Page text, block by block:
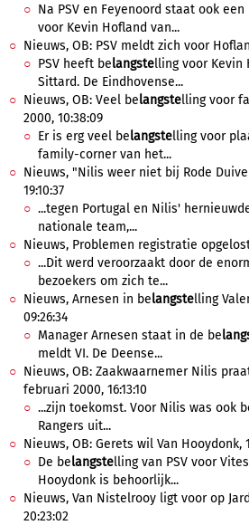
Na PSV en Feyenoord staat ook
voor Kevin Hofland van...
Nieuws, OB: PSV meldt zich voor
PSV heeft belangstelling voor Kevin
Sittard. De Eindhovense...
Nieuws, OB: Veel belangstelling voor
2000, 10:38:09
Er is erg veel belangstelling voor
family-corner van het...
Nieuws, "Nilis weer niet bij Rode
19:10:37
...tegen Portugal en Nilis'
nationale team,...
Nieuws, Problemen registratie
...Dit werd veroorzaakt door de
bezoekers om zich te...
Nieuws, Arnesen in belangstelling
09:26:34
Manager Arnesen staat in de be
meldt VI. De Deense...
Nieuws, OB: Zaakwaarnemer Nilis
februari 2000, 16:13:10
...zijn toekomst. Voor Nilis was ook
Rangers uit...
Nieuws, OB: Gerets wil Van Hooydonk,
De belangstelling van PSV voor
Hooydonk is behoorlijk...
Nieuws, Van Nistelrooy ligt voor op
20:23:02